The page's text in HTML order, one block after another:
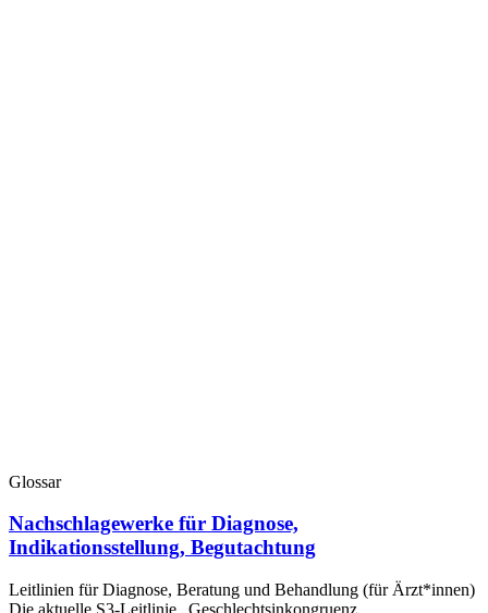
Glossar
Nachschlagewerke für Diagnose,
Indikationsstellung, Begutachtung
Leitlinien für Diagnose, Beratung und Behandlung (für Ärzt*innen)